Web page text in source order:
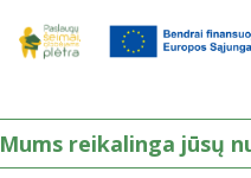
Mums reikalinga jūsų